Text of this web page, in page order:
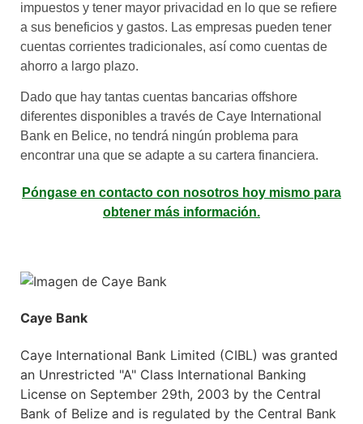
impuestos y tener mayor privacidad en lo que se refiere
a sus beneficios y gastos. Las empresas pueden tener
cuentas corrientes tradicionales, así como cuentas de
ahorro a largo plazo.
Dado que hay tantas cuentas bancarias offshore
diferentes disponibles a través de Caye International
Bank en Belice, no tendrá ningún problema para
encontrar una que se adapte a su cartera financiera.
Póngase en contacto con nosotros hoy mismo para
obtener más información.
Caye Bank
Caye International Bank Limited (CIBL) was granted
an Unrestricted "A" Class International Banking
License on September 29th, 2003 by the Central
Bank of Belize and is regulated by the Central Bank